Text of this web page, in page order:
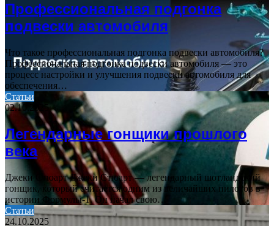
Профессиональная подгонка
подвески автомобиля
Что такое профессиональная подгонка подвески автомобиля?
Профессиональная подгонка подвески автомобиля — это
процесс настройки и улучшения подвески автомобиля для
обеспечения…
Статьи
02.10.2025
Легендарные гонщики прошлого
века
Джеки Стюарт Джеки Стюарт — легендарный шотландский
гонщик, который считается одним из величайших пилотов в
истории Формулы-1. Он начал свою…
Статьи
24.10.2025